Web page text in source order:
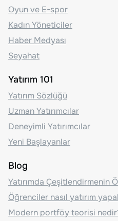
Oyun ve E-spor
Kadın Yöneticiler
Haber Medyası
Seyahat
Yatırım 101
Yatırım Sözlüğü
Uzman Yatırımcılar
Deneyimli Yatırımcılar
Yeni Başlayanlar
Blog
Yatırımda Çeşitlendirmenin
Öğrenciler nasıl yatırım
Modern portföy teorisi